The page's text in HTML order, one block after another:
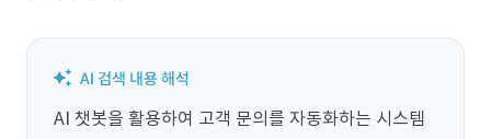
AI 챗봇을 활용하여 고객 문의를 자동화하는 시스템